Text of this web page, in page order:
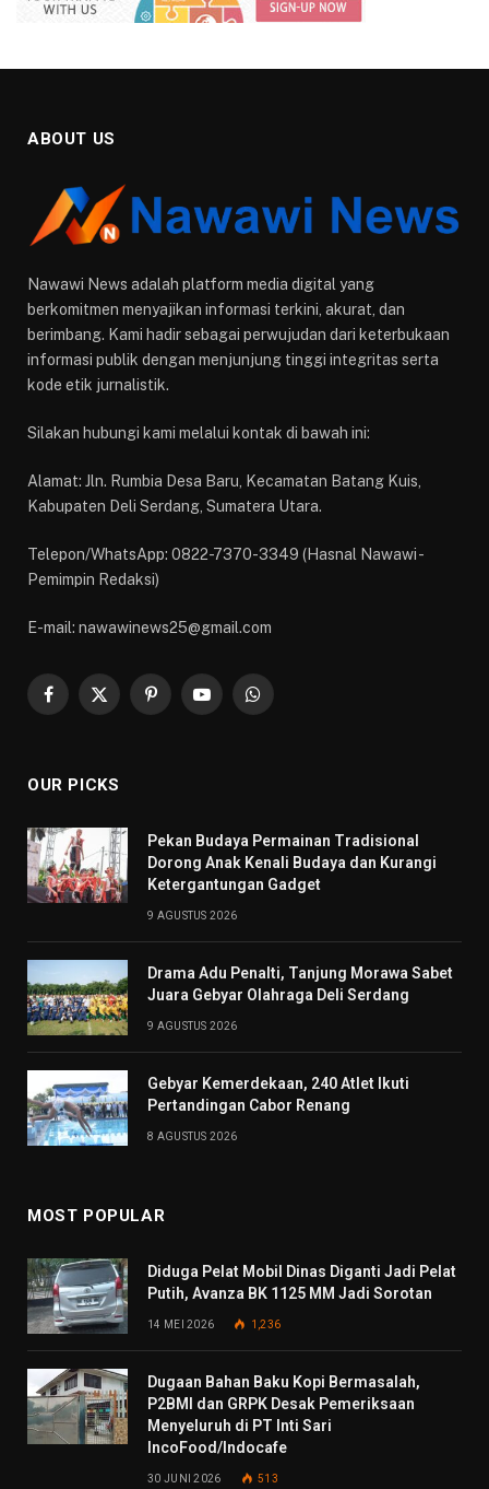
ABOUT US
Nawawi News adalah platform media digital yang
berkomitmen menyajikan informasi terkini, akurat, dan
berimbang. Kami hadir sebagai perwujudan dari keterbukaan
informasi publik dengan menjunjung tinggi integritas serta
kode etik jurnalistik.
Silakan hubungi kami melalui kontak di bawah ini:
Alamat: Jln. Rumbia Desa Baru, Kecamatan Batang Kuis,
Kabupaten Deli Serdang, Sumatera Utara.
Telepon/WhatsApp: 0822-7370-3349 (Hasnal Nawawi -
Pemimpin Redaksi)
E-mail: nawawinews25@gmail.com
Facebook
X
PinterestYouTubeWhatsApp
OUR PICKS
Pekan Budaya Permainan Tradisional
Dorong Anak Kenali Budaya dan Kurangi
Ketergantungan Gadget
9 AGUSTUS 2026
Drama Adu Penalti, Tanjung Morawa Sabet
Juara Gebyar Olahraga Deli Serdang
9 AGUSTUS 2026
Gebyar Kemerdekaan, 240 Atlet Ikuti
Pertandingan Cabor Renang
8 AGUSTUS 2026
MOST POPULAR
Diduga Pelat Mobil Dinas Diganti Jadi Pelat
Putih, Avanza BK 1125 MM Jadi Sorotan
14 MEI 2026 1,236
Dugaan Bahan Baku Kopi Bermasalah,
P2BMI dan GRPK Desak Pemeriksaan
Menyeluruh di PT Inti Sari
IncoFood/Indocafe
30 JUNI 2026 513